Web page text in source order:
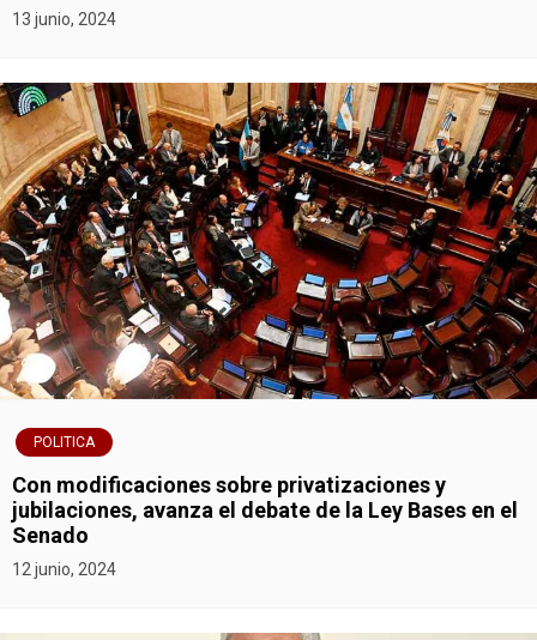
13 junio, 2024
POLITICA
Con modificaciones sobre privatizaciones y
jubilaciones, avanza el debate de la Ley Bases en el
Senado
12 junio, 2024